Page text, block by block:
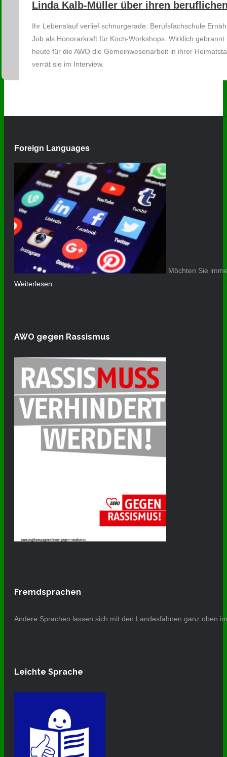
Linda Kalb-Müller über ihren
Ihr Lebenslauf verlief schnurgerade: Berufsfachschule
Job als Honorarkraft für Koch-Workshops. Wirklich
heute für die AWO die Gemeinwesenarbeit in ihrer
verrät sie im Interview.
Foreign Languages
Möchten Sie
Weiterlesen
AWO gegen Rassismus
Fremdsprachen
Andere Sprachen lassen sich mit den Landesfahnen ganz oben
Leichte Sprache